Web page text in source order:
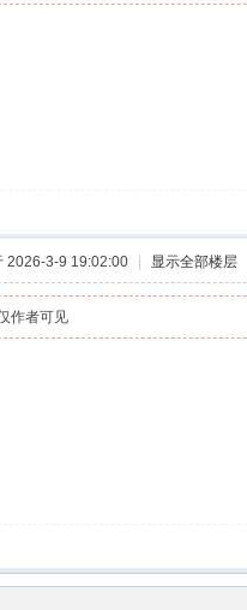
2026-3-9 19:02:00 显示全部楼层
作者可见